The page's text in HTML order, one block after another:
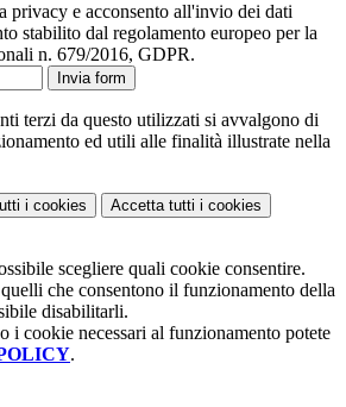
privacy e acconsento all'invio dei dati
stabilito dal regolamento europeo per la
n. 679/2016, GDPR.
Invia form
terzi da questo utilizzati si avvalgono di
ed utili alle finalità illustrate nella
i cookies Accetta tutti i cookies
scegliere quali cookie consentire.
che consentono il funzionamento della
disabilitarli.
i cookie necessari al funzionamento potete
.